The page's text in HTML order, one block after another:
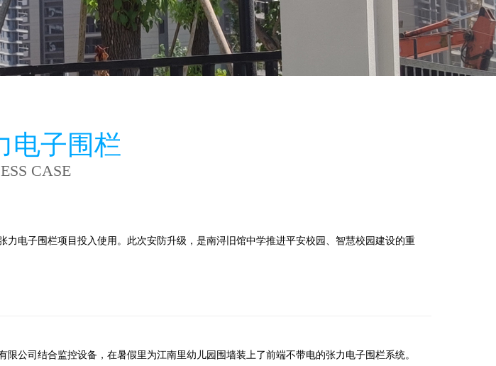
电子围栏
CASE
力电子围栏项目投入使用。此次安防升级，是南浔旧馆中学推进平安校园、智慧校园建设的重
公司结合监控设备，在暑假里为江南里幼儿园围墙装上了前端不带电的张力电子围栏系统。